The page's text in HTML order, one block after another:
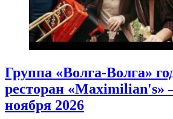
Группа «Волга-Волга»
ресторан
ноября 2026